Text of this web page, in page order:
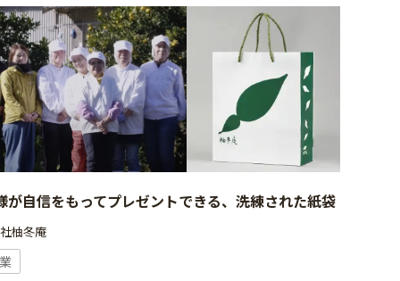
が自信をもってプレゼントできる、洗練された紙袋
柚冬庵